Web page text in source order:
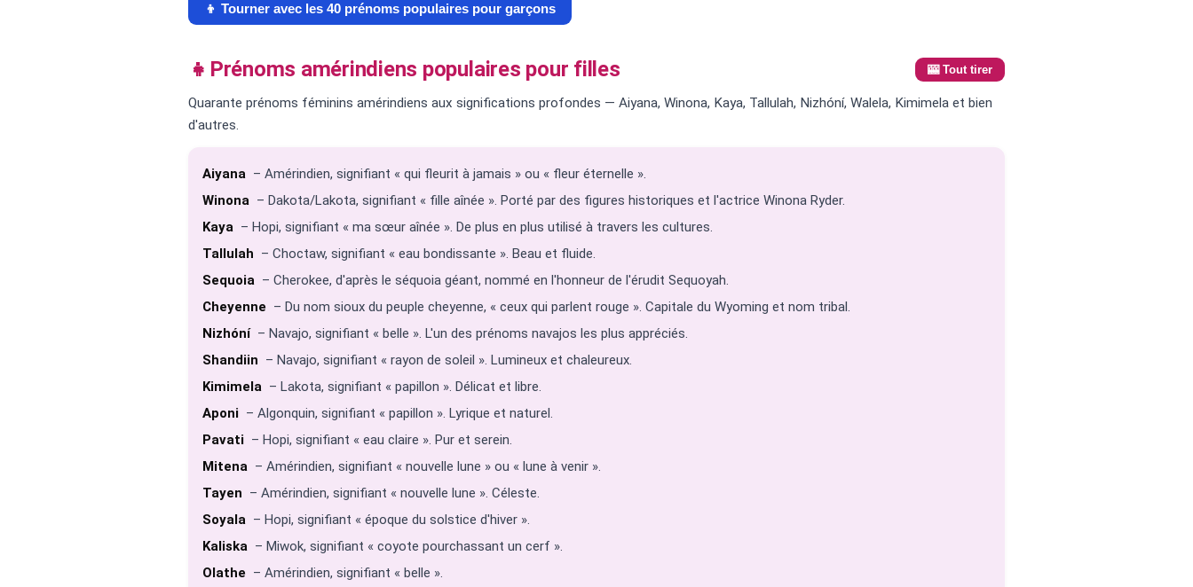
👦 Tourner avec les 40 prénoms populaires pour garçons
👧 Prénoms amérindiens populaires pour filles 🎰 Tout tirer
Quarante prénoms féminins amérindiens aux significations profondes — Aiyana, Winona, Kaya, Tallulah, Nizhóní, Walela, Kimimela et bien
d'autres.
Aiyana – Amérindien, signifiant « qui fleurit à jamais » ou « fleur éternelle ».
Winona – Dakota/Lakota, signifiant « fille aînée ». Porté par des figures historiques et l'actrice Winona Ryder.
Kaya – Hopi, signifiant « ma sœur aînée ». De plus en plus utilisé à travers les cultures.
Tallulah – Choctaw, signifiant « eau bondissante ». Beau et fluide.
Sequoia – Cherokee, d'après le séquoia géant, nommé en l'honneur de l'érudit Sequoyah.
Cheyenne – Du nom sioux du peuple cheyenne, « ceux qui parlent rouge ». Capitale du Wyoming et nom tribal.
Nizhóní – Navajo, signifiant « belle ». L'un des prénoms navajos les plus appréciés.
Shandiin – Navajo, signifiant « rayon de soleil ». Lumineux et chaleureux.
Kimimela – Lakota, signifiant « papillon ». Délicat et libre.
Aponi – Algonquin, signifiant « papillon ». Lyrique et naturel.
Pavati – Hopi, signifiant « eau claire ». Pur et serein.
Mitena – Amérindien, signifiant « nouvelle lune » ou « lune à venir ».
Tayen – Amérindien, signifiant « nouvelle lune ». Céleste.
Soyala – Hopi, signifiant « époque du solstice d'hiver ».
Kaliska – Miwok, signifiant « coyote pourchassant un cerf ».
Olathe – Amérindien, signifiant « belle ».